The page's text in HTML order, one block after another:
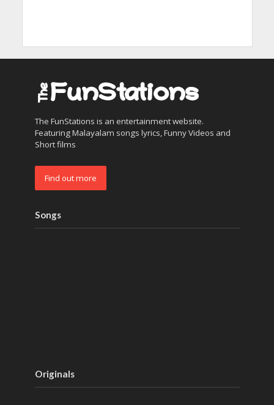
The FunStations is an entertainment website.
Featuring Malayalam songs lyrics, Funny Videos and
Short films
Find out more
Songs
Originals